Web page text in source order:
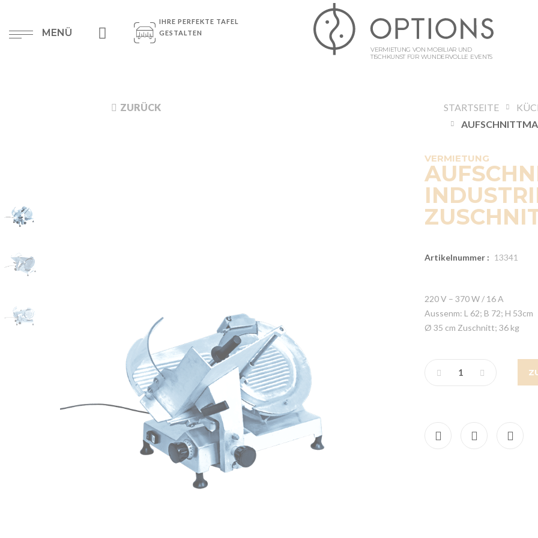
MENÜ
IHRE PERFEKTE TAFEL
GESTALTEN
VERMIETUNG VON MOBILIAR UND
TISCHKUNST FÜR WUNDERVOLLE EVENTS
ZURÜCK STARTSEITE
VERMIETUNG
Artikelnummer : 13341
220 V – 370 W / 16 A
Aussenm: L 62; B 72; H 53cm
Ø 35 cm Zuschnitt; 36 kg